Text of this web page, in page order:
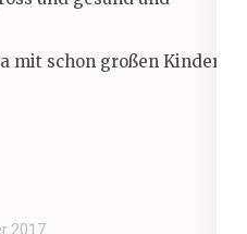
mit schon großen Kindern.
2017